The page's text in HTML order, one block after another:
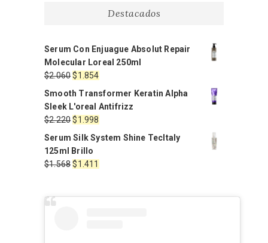
Destacados
Serum Con Enjuague Absolut Repair
Molecular Loreal 250ml
$2.060El
precio
original
era:
$2.060.
$1.854El
precio
actual
es:
$1.854.
Smooth Transformer Keratin Alpha
Sleek L'oreal Antifrizz
$2.220El
precio
original
era:
$2.220.
$1.998
precio
es:
$1.998.
Serum Silk System Shine TecItaly
125ml Brillo
$1.568El
$1.411